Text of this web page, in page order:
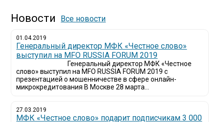
Новости Все новости
01.04.2019
Генеральный директор МФК «Честное слово»
выступил на MFO RUSSIA FORUM 2019
Генеральный директор МФК «Честное
слово» выступил на MFO RUSSIA FORUM 2019 с
презентацией о мошенничестве в сфере онлайн-
микрокредитования В Москве 28 марта...
27.03.2019
МФК «Честное слово» подарит подписчикам 3 000